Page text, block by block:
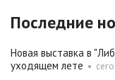
Последние
Новая выставка в
уходящем лете •